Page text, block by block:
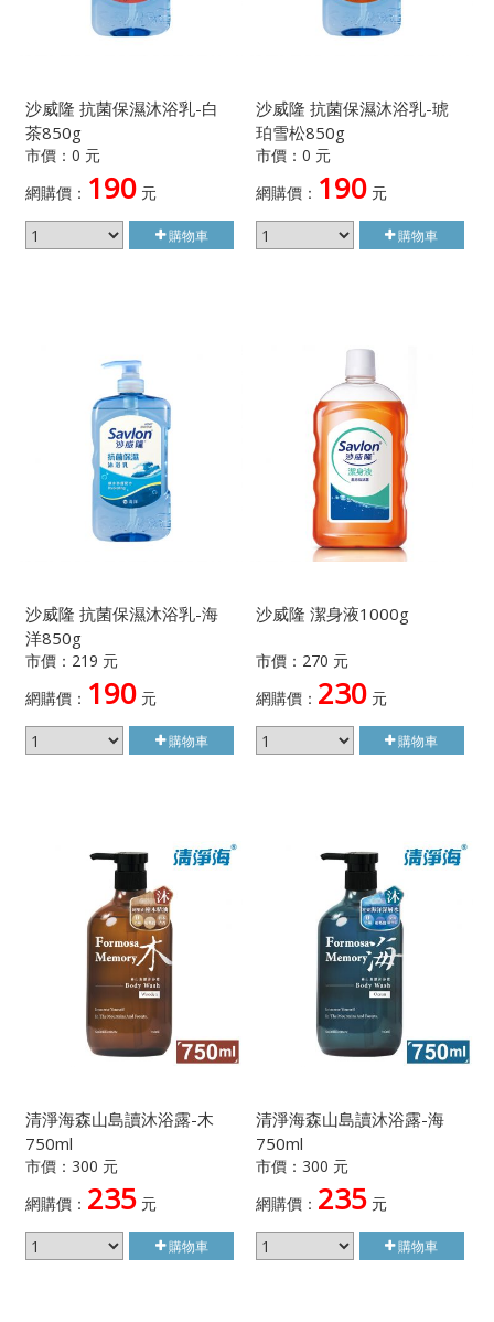
沙威隆 抗菌保濕沐浴乳-白
茶850g
市價：0 元
網購價： 190 元
購物車
沙威隆 抗菌保濕沐浴乳-琥
珀雪松850g
市價：0 元
網購價： 190元
購物車
沙威隆 抗菌保濕沐浴乳-海
洋850g
市價：219 元
網購價： 190 元
購物車
沙威隆 潔身液1000g
市價：270 元
網購價： 230元
購物車
清淨海森山島讀沐浴露-木
750ml
市價：300 元
網購價： 235 元
購物車
清淨海森山島讀沐浴露-海
750ml
市價：300 元
網購價： 235元
購物車